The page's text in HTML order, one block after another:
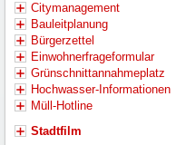
Citymanagement
Bauleitplanung
Bürgerzettel
Einwohnerfrageformular
Grünschnittannahmeplatz
Hochwasser-Informationen
Müll-Hotline
Stadtfilm